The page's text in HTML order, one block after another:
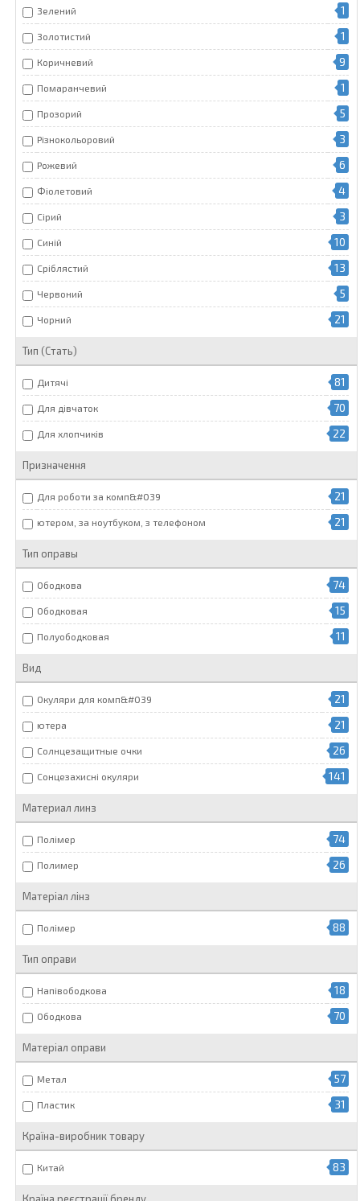
Зелений 1
Золотистий 1
Коричневий 9
Помаранчевий 1
Прозорий 5
Різнокольоровий 3
Рожевий 6
Фіолетовий 4
Сірий 3
Синій 10
Сріблястий 13
Червоний 5
Чорний 21
Тип (Стать)
Дитячі 81
Для дівчаток 70
Для хлопчиків 22
Призначення
Для роботи за комп&#039 21
ютером, за ноутбуком, з телефоном 21
Тип оправы
Ободкова 74
Ободковая 15
Полуободковая 11
Вид
Окуляри для комп&#039 21
ютера 21
Солнцезащитные очки 26
Сонцезахисні окуляри 141
Материал линз
Полімер 74
Полимер 26
Матеріал лінз
Полімер 88
Тип оправи
Напівободкова 18
Ободкова 70
Матеріал оправи
Метал 57
Пластик 31
Країна-виробник товару
Китай 83